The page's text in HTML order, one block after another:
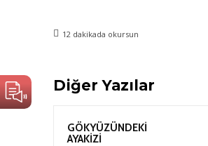
12 dakikada okursun
Diğer Yazılar
GÖKYÜZÜNDEKİ
AYAKİZİ